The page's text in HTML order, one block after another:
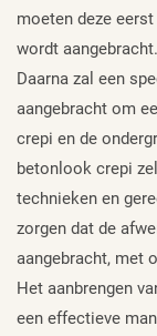
moeten deze
wordt aangebracht.
Daarna zal een
aangebracht om
crepi en de
betonlook crepi
technieken en
zorgen dat de
aangebracht, met
Het aanbrengen
een effectieve